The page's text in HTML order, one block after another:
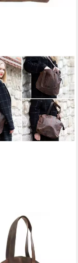
Shopper
Henkeltasche